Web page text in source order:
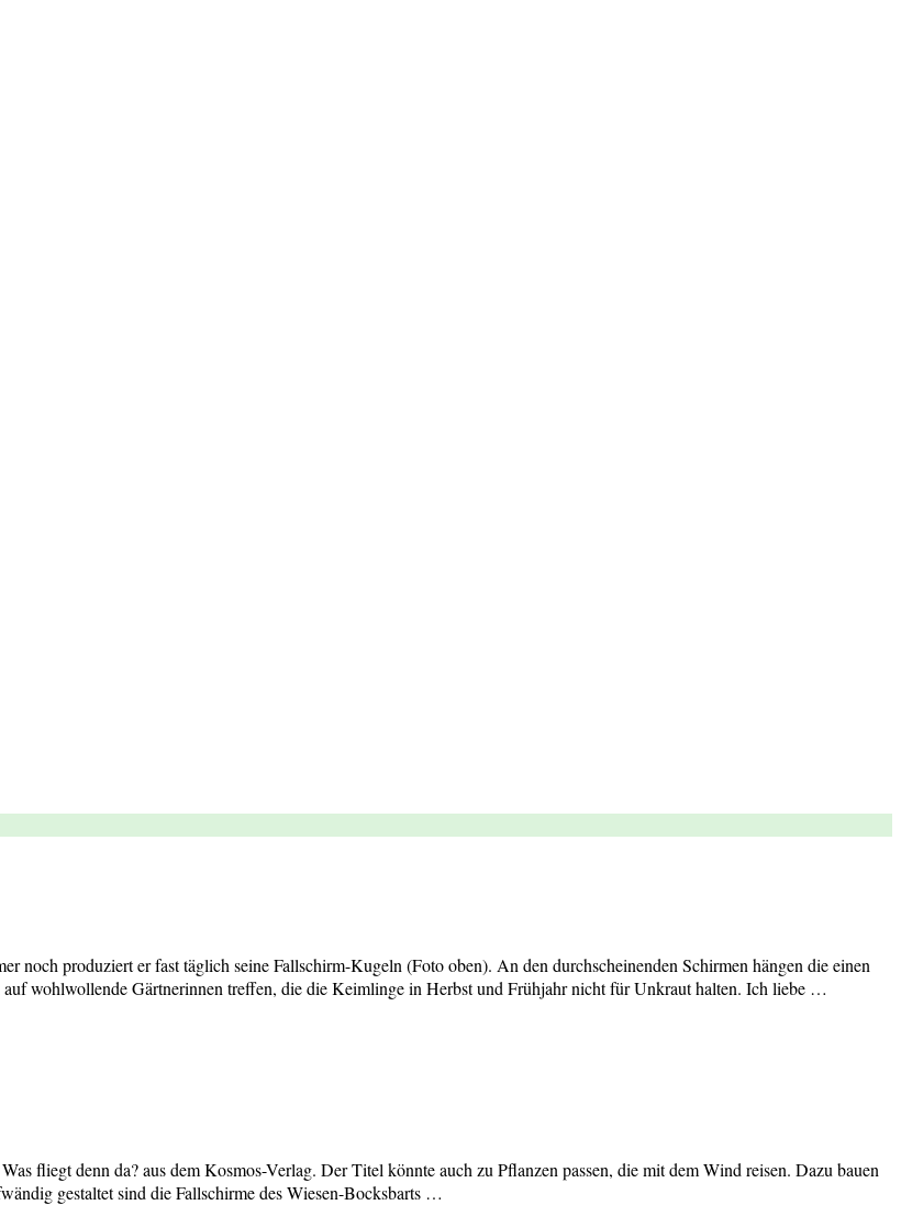
noch produziert er fast täglich seine Fallschirm-Kugeln (Foto oben). An den durchscheinenden Schirmen hängen die einen
wohlwollende Gärtnerinnen treffen, die die Keimlinge in Herbst und Frühjahr nicht für Unkraut halten. Ich liebe …
fliegt denn da? aus dem Kosmos-Verlag. Der Titel könnte auch zu Pflanzen passen, die mit dem Wind reisen. Dazu bauen
gestaltet sind die Fallschirme des Wiesen-Bocksbarts …